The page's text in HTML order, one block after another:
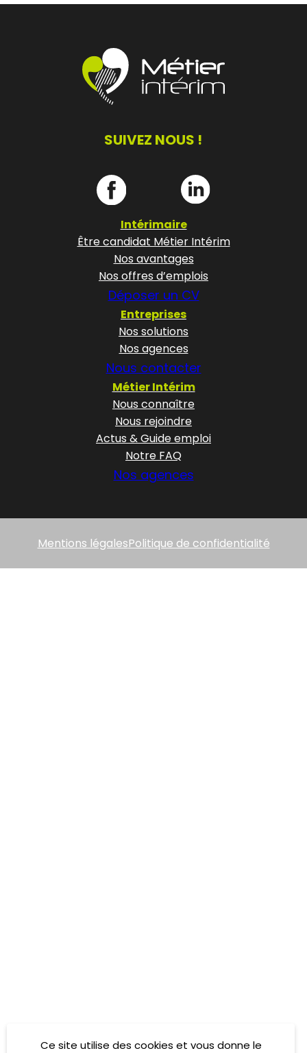
SUIVEZ NOUS !
Intérimaire
Être candidat Métier Intérim
Nos avantages
Nos offres d’emplois
Déposer un CV
Entreprises
Nos solutions
Nos agences
Nous contacter
Métier Intérim
Nous connaître
Nous rejoindre
Actus & Guide emploi
Notre FAQ
Nos agences
Mentions légalesPolitique de confidentialité
Ce site utilise des cookies et vous donne le